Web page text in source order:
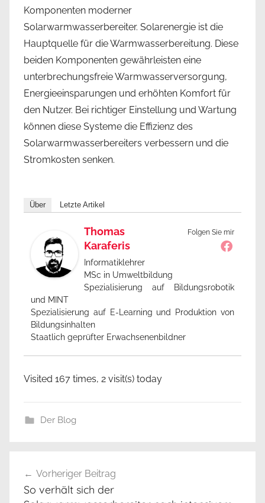
Komponenten moderner
Solarwarmwasserbereiter. Solarenergie ist die
Hauptquelle für die Warmwasserbereitung. Diese
beiden Komponenten gewährleisten eine
unterbrechungsfreie Warmwasserversorgung,
Energieeinsparungen und erhöhten Komfort für
den Nutzer. Bei richtiger Einstellung und Wartung
können diese Systeme die Effizienz des
Solarwarmwasserbereiters verbessern und die
Stromkosten senken.
Über Letzte Artikel
Folgen Sie mir
Thomas
Karaferis
Informatiklehrer
MSc in Umweltbildung
Spezialisierung auf Bildungsrobotik
und MINT
Spezialisierung auf E-Learning und Produktion von
Bildungsinhalten
Staatlich geprüfter Erwachsenenbildner
Visited 167 times, 2 visit(s) today
Der Blog
Navigation
Vorheriger Beitrag
So verhält sich der